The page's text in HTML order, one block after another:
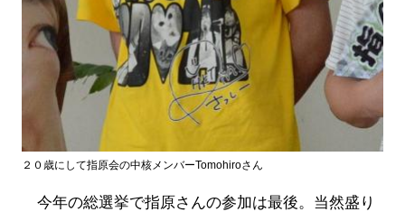
２０歳にして指原会の中核メンバーTomohiroさん
今年の総選挙で指原さんの参加は最後。当然盛り